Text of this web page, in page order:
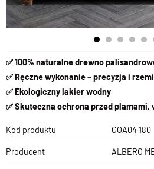
✅ 100% naturalne drewno
✅ Ręczne wykonanie – precyzja i
✅ Ekologiczny lakier wodny
✅ Skuteczna ochrona przed plamami,
Kod produktu GOA04 180
Producent ALBERO